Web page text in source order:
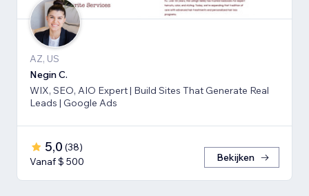
AZ, US
Negin C.
WIX, SEO, AIO Expert | Build Sites That Generate Real
Leads | Google Ads
5,0 (38)
Vanaf $ 500
Bekijken